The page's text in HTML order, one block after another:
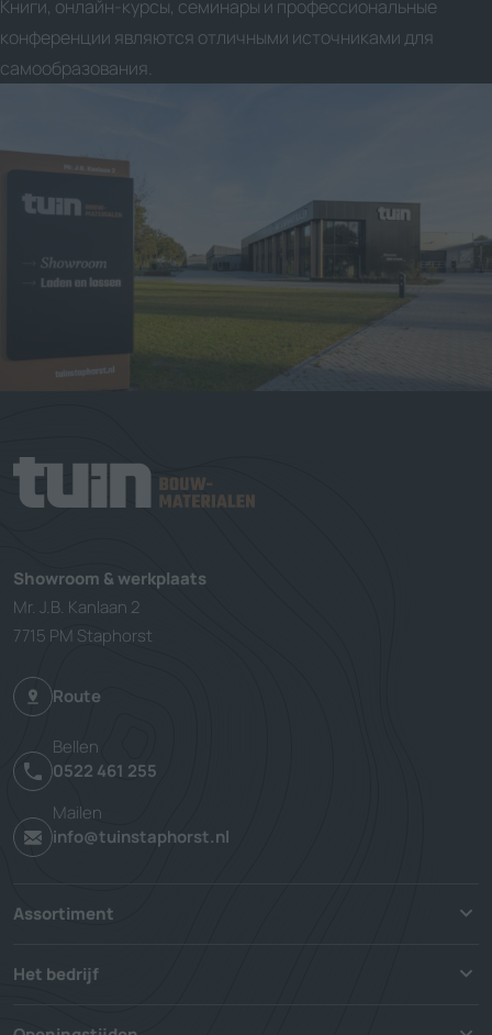
Книги, онлайн-курсы, семинары и профессиональные
конференции являются отличными источниками для
самообразования.
Showroom & werkplaats
Mr. J.B. Kanlaan 2
7715 PM Staphorst
Route
Bellen
0522 461 255
Mailen
info@tuinstaphorst.nl
Assortiment
Het bedrijf